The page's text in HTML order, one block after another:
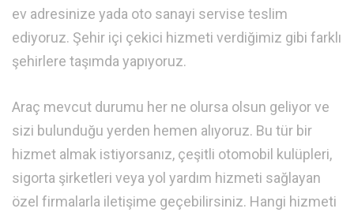
ev adresinize yada oto sanayi servise teslim
ediyoruz. Şehir içi çekici hizmeti verdiğimiz gibi farklı
şehirlere taşımda yapıyoruz.
Araç mevcut durumu her ne olursa olsun geliyor ve
sizi bulunduğu yerden hemen alıyoruz. Bu tür bir
hizmet almak istiyorsanız, çeşitli otomobil kulüpleri,
sigorta şirketleri veya yol yardım hizmeti sağlayan
özel firmalarla iletişime geçebilirsiniz. Hangi hizmeti